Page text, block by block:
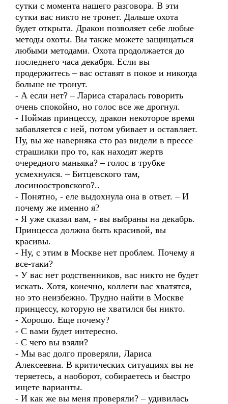
сутки с момента нашего разговора. В эти
сутки вас никто не тронет. Дальше охота
будет открыта. Дракон позволяет себе любые
методы охоты. Вы также можете защищаться
любыми методами. Охота продолжается до
последнего часа декабря. Если вы
продержитесь – вас оставят в покое и никогда
больше не тронут.
- А если нет? – Лариса старалась говорить
очень спокойно, но голос все же дрогнул.
- Поймав принцессу, дракон некоторое время
забавляется с ней, потом убивает и оставляет.
Ну, вы же наверняка сто раз видели в прессе
страшилки про то, как находят жертв
очередного маньяка? – голос в трубке
усмехнулся. – Битцевского там,
лосиноостровского?..
- Понятно, - еле выдохнула она в ответ. – И
почему же именно я?
- Я уже сказал вам, - вы выбраны на декабрь.
Принцесса должна быть красивой, вы
красивы.
- Ну, с этим в Москве нет проблем. Почему я
все-таки?
- У вас нет родственников, вас никто не будет
искать. Хотя, конечно, коллеги вас хватятся,
но это неизбежно. Трудно найти в Москве
принцессу, которую не хватился бы никто.
- Хорошо. Еще почему?
- С вами будет интересно.
- С чего вы взяли?
- Мы вас долго проверяли, Лариса
Алексеевна. В критических ситуациях вы не
теряетесь, а наоборот, собираетесь и быстро
ищете варианты.
- И как же вы меня проверяли? – удивилась